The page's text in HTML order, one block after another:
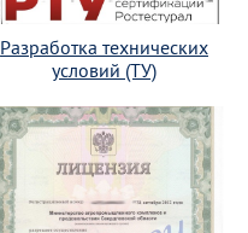
Разработка технических
условий (ТУ)